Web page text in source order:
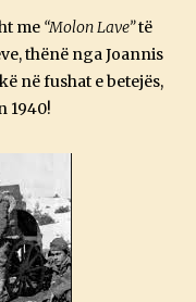
me “Molon Lave”të
thënë nga Joannis
në fushat e betejës,
1940!